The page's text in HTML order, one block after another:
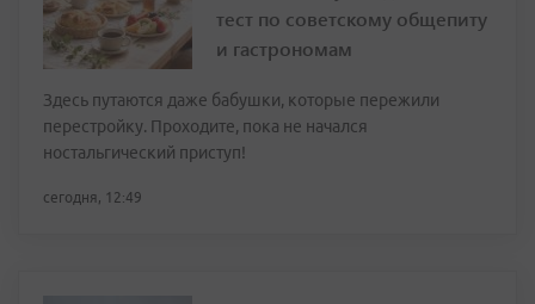
тест по советскому общепиту
и гастрономам
Здесь путаются даже бабушки, которые пережили
перестройку. Проходите, пока не начался
ностальгический приступ!
сегодня, 12:49